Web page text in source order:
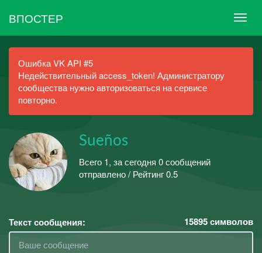
ВПОСТЕР
Ошибка VK API #5
Недействительный access_token! Администратору
сообщества нужно авторизоваться на сервисе
повторно.
Sueños
Всего 1, за сегодня 0 сообщений
отправлено / Рейтинг 0.5
Текст сообщения: 15895символов